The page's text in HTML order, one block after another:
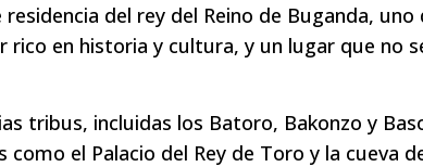
residencia del rey del Reino de Buganda, uno
en historia y cultura, y un lugar que no
tribus, incluidas los Batoro, Bakonzo y
el Palacio del Rey de Toro y la cueva